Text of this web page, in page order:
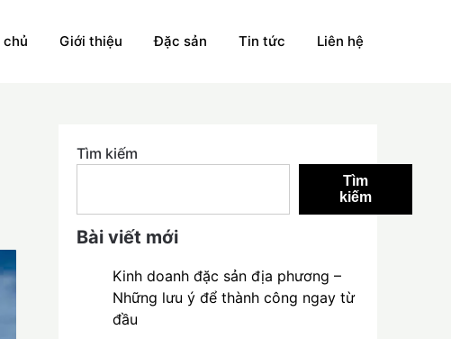
chủ Giới thiệu Đặc sản Tin tức Liên hệ
Tìm kiếm
Tìm
kiếm
Bài viết mới
Kinh doanh đặc sản địa phương –
Những lưu ý để thành công ngay từ
đầu